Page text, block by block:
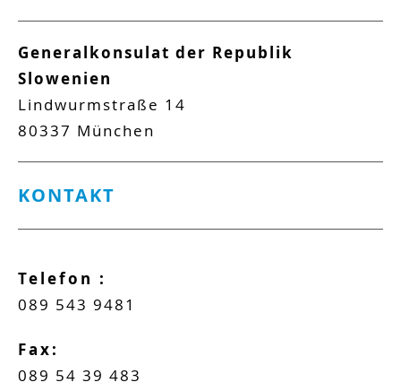
Generalkonsulat der Republik
Slowenien
Lindwurmstraße 14
80337 München
KONTAKT
Telefon :
089 543 9481
Fax:
089 54 39 483